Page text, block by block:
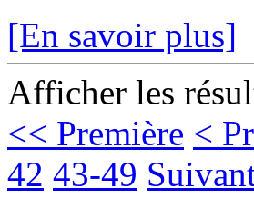
[En savoir plus]
Afficher les
<< Première <
42 43-49